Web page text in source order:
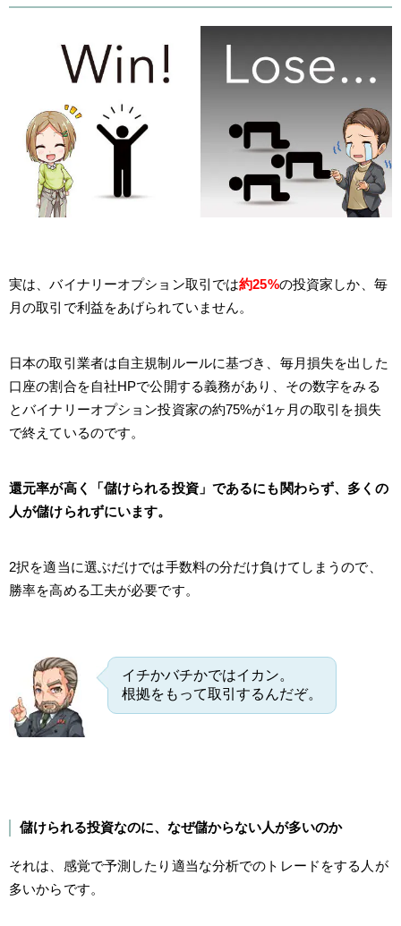
実は、バイナリーオプション取引では約25%の投資家しか、毎
月の取引で利益をあげられていません。
日本の取引業者は自主規制ルールに基づき、毎月損失を出した
口座の割合を自社HPで公開する義務があり、その数字をみる
とバイナリーオプション投資家の約75%が1ヶ月の取引を損失
で終えているのです。
還元率が高く「儲けられる投資」であるにも関わらず、多くの
人が儲けられずにいます。
2択を適当に選ぶだけでは手数料の分だけ負けてしまうので、
勝率を高める工夫が必要です。
イチかバチかではイカン。
根拠をもって取引するんだぞ。
儲けられる投資なのに、なぜ儲からない人が多いのか
それは、感覚で予測したり適当な分析でのトレードをする人が
多いからです。